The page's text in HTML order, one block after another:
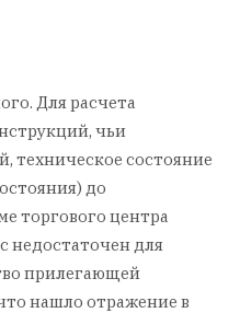
Для расчета
чьи
техническое состояние
до
торгового центра
недостаточен для
прилегающей
нашло отражение в